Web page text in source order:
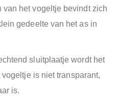
van het vogeltje bevindt zich
gedeelte van het as in
sluitplaatje wordt het
is niet transparant,
is.